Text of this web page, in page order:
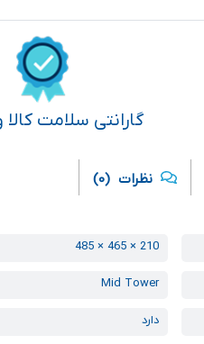
گارانتی سلامت
نظرات (0)
210 × 465 × 485
Mid Tower
دارد